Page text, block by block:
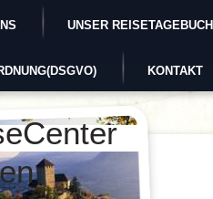
UNSER REISETAGEBUCH
KONTAKT